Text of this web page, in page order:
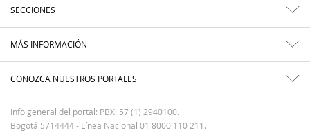
SECCIONES
MÁS INFORMACIÓN
CONOZCA NUESTROS PORTALES
Info general del portal: PBX: 57 (1) 2940100.
Bogotá 5714444 - Línea Nacional 01 8000 110 211.